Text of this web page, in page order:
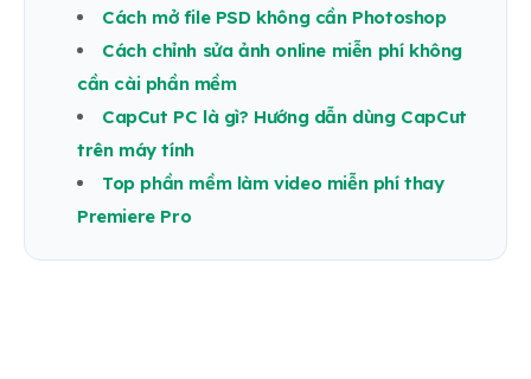
Cách mở file PSD không cần Photoshop
Cách chỉnh sửa ảnh online miễn phí không
cần cài phần mềm
CapCut PC là gì? Hướng dẫn dùng CapCut
trên máy tính
Top phần mềm làm video miễn phí thay
Premiere Pro